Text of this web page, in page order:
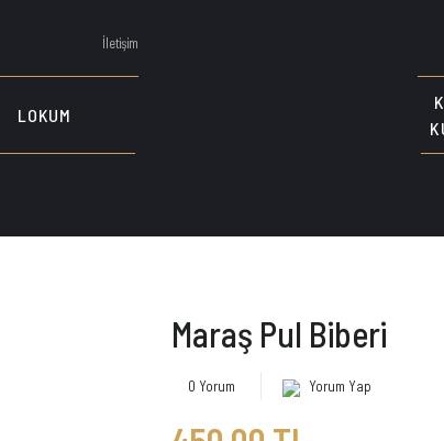
İletişim
LOKUM
Maraş Pul Biberi
0 Yorum Yorum Yap